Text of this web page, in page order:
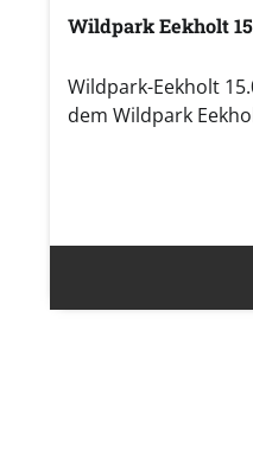
Wildpark Eekholt
Wildpark-Eekholt
dem Wildpark